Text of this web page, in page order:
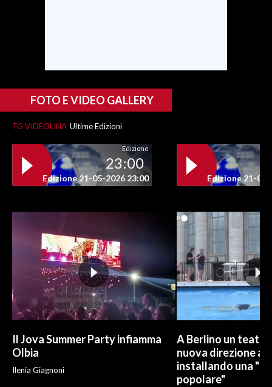
NOTIZIE
#CARAUNIONE
3 MINUTI CON
INFO AZIENDE
ABBONATI
ANNUNCI
NECROLOGI
PUBBLICITÀ
STORE
FOTO E VIDEO GALLERY
TG VIDEOLINA Ultime Edizioni
Edizione
23:00
Edizione 21-05-2026 23:00 Edizione 21-05-
Il Jova Summer Party infiamma
Olbia
Ilenia Giagnoni
A Berlino un
nuova direzione
installando una
popolare"